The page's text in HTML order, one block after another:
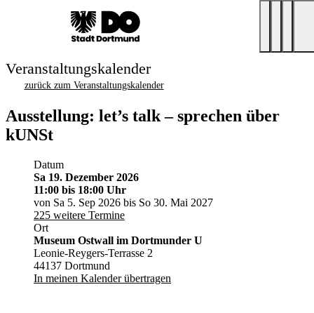
Veranstaltungskalender
zurück zum Veranstaltungskalender
Ausstellung: let’s talk – sprechen über
kUNSt
Datum
Sa 19. Dezember 2026
11:00 bis 18:00 Uhr
von Sa 5. Sep 2026 bis So 30. Mai 2027
225 weitere Termine
Ort
Museum Ostwall im Dortmunder U
Leonie-Reygers-Terrasse 2
44137 Dortmund
In meinen Kalender übertragen